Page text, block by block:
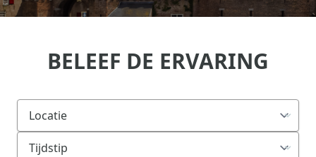
BELEEF DE ERVARING